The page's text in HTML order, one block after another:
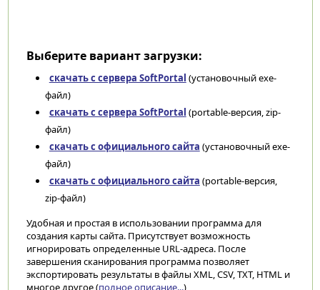
Выберите вариант загрузки:
скачать с сервера SoftPortal (установочный exe-
файл)
скачать с сервера SoftPortal (portable-версия, zip-
файл)
скачать с официального сайта (установочный exe-
файл)
скачать с официального сайта (portable-версия,
zip-файл)
Удобная и простая в использовании программа для
создания карты сайта. Присутствует возможность
игнорировать определенные URL-адреса. После
завершения сканирования программа позволяет
экспортировать результаты в файлы XML, CSV, TXT, HTML и
многое другое (полное описание...)